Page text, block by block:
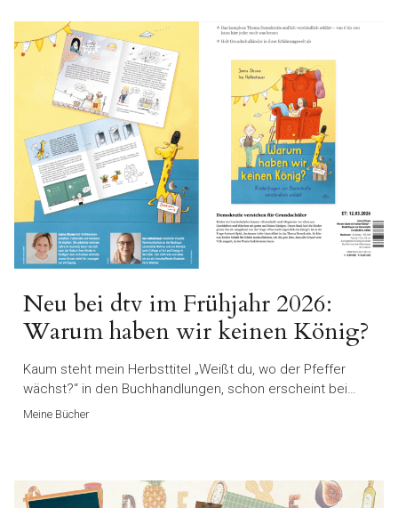
Neu bei dtv im Frühjahr 2026:
Warum haben wir keinen König?
Kaum steht mein Herbsttitel „Weißt du, wo der Pfeffer
wächst?“ in den Buchhandlungen, schon erscheint bei…
Meine Bücher